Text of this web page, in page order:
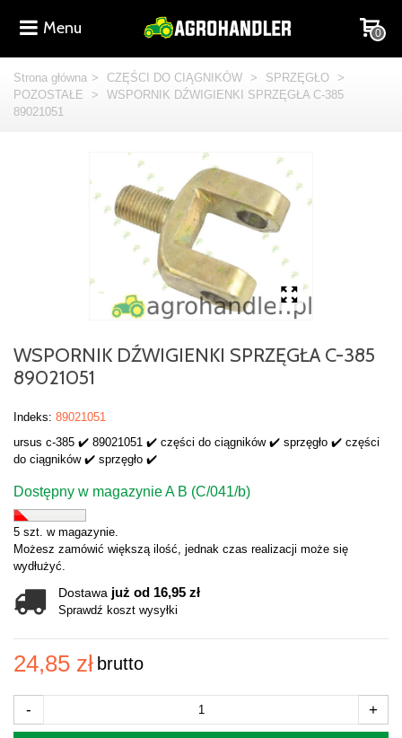
Menu 0
Strona główna > CZĘŚCI DO CIĄGNIKÓW > SPRZĘGŁO >
POZOSTAŁE
>
WSPORNIK DŹWIGIENKI SPRZĘGŁA C-385
89021051
WSPORNIK DŹWIGIENKI SPRZĘGŁA C-385
89021051
Indeks: 89021051
ursus c-385 ✔️ 89021051 ✔️ części do ciągników ✔️ sprzęgło ✔️ części
do ciągników ✔️ sprzęgło ✔️
Dostępny w magazynie A B (C/041/b)
5 szt. w magazynie.
Możesz zamówić większą ilość, jednak czas realizacji może się
wydłużyć.
Dostawa już od 16,95 zł
Sprawdź koszt wysyłki
24,85 zł brutto
- +